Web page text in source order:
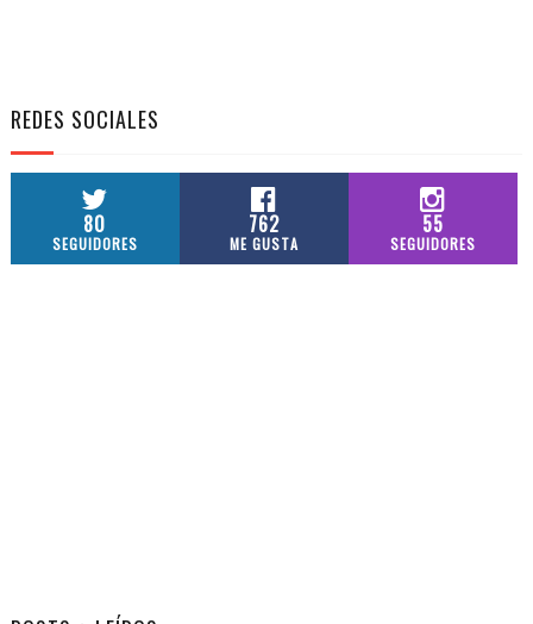
REDES SOCIALES
80
SEGUIDORES
762
ME GUSTA
55
SEGUIDORES